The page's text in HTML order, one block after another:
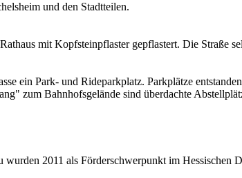
und den Stadtteilen.
mit Kopfsteinpflaster gepflastert. Die Straße
ein Park- und Rideparkplatz. Parkplätze
zum Bahnhofsgelände sind überdachte
2011 als Förderschwerpunkt im Hessischen